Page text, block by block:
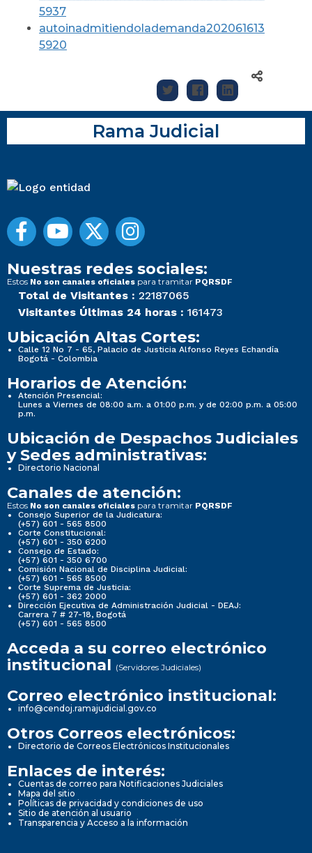
5937
autoinadmitiendolademanda202061613
5920
Rama Judicial
Nuestras redes sociales:
Estos No son canales oficiales para tramitar PQRSDF
Total de Visitantes : 22187065
Visitantes Últimas 24 horas : 161473
Ubicación Altas Cortes:
Calle 12 No 7 - 65, Palacio de Justicia Alfonso Reyes Echandía
Bogotá - Colombia
Horarios de Atención:
Atención Presencial:
Lunes a Viernes de 08:00 a.m. a 01:00 p.m. y de 02:00 p.m. a 05:00
p.m.
Ubicación de Despachos Judiciales
y Sedes administrativas:
Directorio Nacional
Canales de atención:
Estos No son canales oficiales para tramitar PQRSDF
Consejo Superior de la Judicatura:
(+57) 601 - 565 8500
Corte Constitucional:
(+57) 601 - 350 6200
Consejo de Estado:
(+57) 601 - 350 6700
Comisión Nacional de Disciplina Judicial:
(+57) 601 - 565 8500
Corte Suprema de Justicia:
(+57) 601 - 362 2000
Dirección Ejecutiva de Administración Judicial - DEAJ:
Carrera 7 # 27-18, Bogotá
(+57) 601 - 565 8500
Acceda a su correo electrónico
institucional (Servidores Judiciales)
Correo electrónico institucional:
info@cendoj.ramajudicial.gov.co
Otros Correos electrónicos:
Directorio de Correos Electrónicos Institucionales
Enlaces de interés:
Cuentas de correo para Notificaciones Judiciales
Mapa del sitio
Políticas de privacidad y condiciones de uso
Sitio de atención al usuario
Transparencia y Acceso a la información